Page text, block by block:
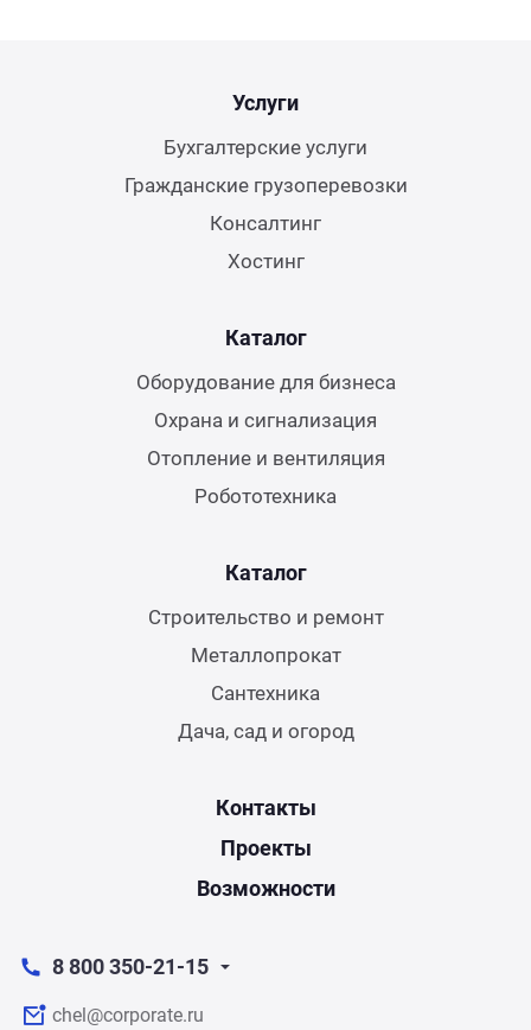
Услуги
Бухгалтерские услуги
Гражданские грузоперевозки
Консалтинг
Хостинг
Каталог
Оборудование для бизнеса
Охрана и сигнализация
Отопление и вентиляция
Робототехника
Каталог
Строительство и ремонт
Металлопрокат
Сантехника
Дача, сад и огород
Контакты
Проекты
Возможности
8 800 350-21-15
chel@corporate.ru